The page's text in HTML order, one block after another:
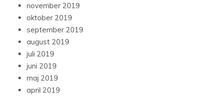
november 2019
oktober 2019
september 2019
august 2019
juli 2019
juni 2019
maj 2019
april 2019